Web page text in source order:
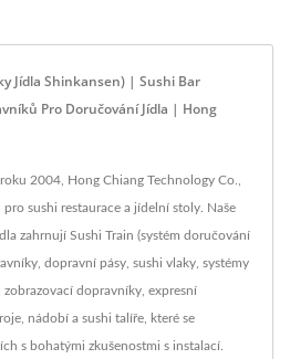
Jídla Shinkansen) | Sushi Bar
Pro Doručování Jídla | Hong
2004, Hong Chiang Technology Co.,
sushi restaurace a jídelní stoly. Naše
zahrnují Sushi Train (systém doručování
dopravní pásy, sushi vlaky, systémy
dopravníky, expresní
nádobí a sushi talíře, které se
s bohatými zkušenostmi s instalací.